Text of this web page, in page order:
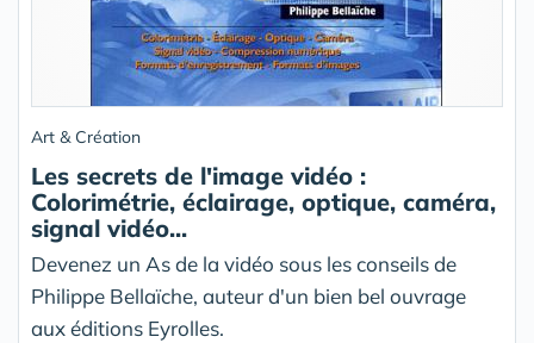
Art & Création
Les secrets de l'image vidéo :
Colorimétrie, éclairage, optique, caméra,
signal vidéo...
Devenez un As de la vidéo sous les conseils de
Philippe Bellaïche, auteur d'un bien bel ouvrage
aux éditions Eyrolles.